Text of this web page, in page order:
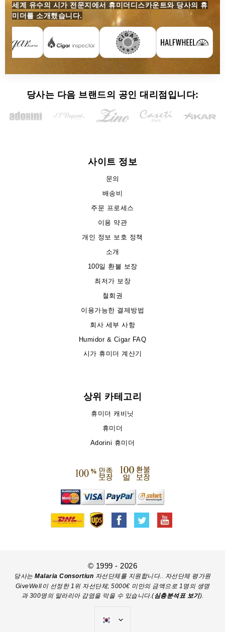
세계 유수의 시가 전문지에서 휴미더디스카운트와 당사의 휴
미더를 소개했습니다.
당사는 다음 브랜드의 공인 대리점입니다:
사이트 정보
문의
배송비
주문 프로세스
이용 약관
개인 정보 보호 정책
소개
100일 환불 보장
최저가 보장
철회권
이용가능한 결제방법
회사 세부 사항
Humidor & Cigar FAQ
시가 휴미더 계산기
상위 카테고리
휴미더 캐비닛
휴미더
Adorini 휴미더
© 1999 - 2026
당사는Malaria Consortiun 자선단체를 지원합니다.. 자선단체 평가원
GiveWell이 선정한 1위 자선단체; 5000€ 미만의 금액으로 1명의 생명
과 300명의 말라리아 감염을 막을 수 있습니다.(심층분석표 보기).